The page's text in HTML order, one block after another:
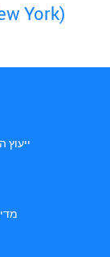
York)
ייעוץ